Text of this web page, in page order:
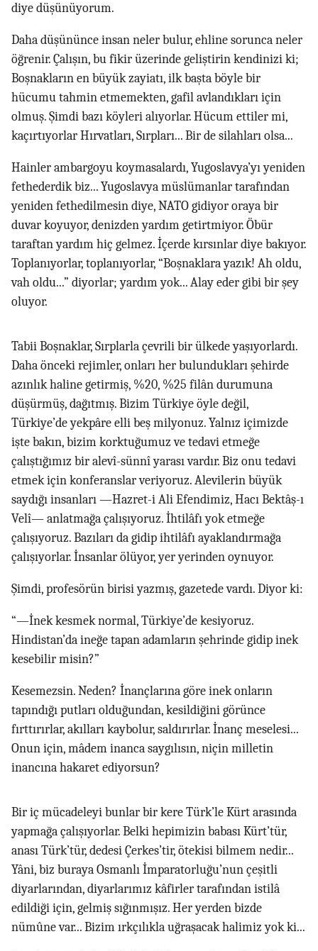
diye düşünüyorum.
Daha düşününce insan neler bulur, ehline sorunca neler
öğrenir. Çalışın, bu fikir üzerinde geliştirin kendinizi ki;
Boşnakların en büyük zayiatı, ilk başta böyle bir
hücumu tahmin etmemekten, gafil avlandıkları için
olmuş. Şimdi bazı köyleri alıyorlar. Hücum ettiler mi,
kaçırtıyorlar Hırvatları, Sırpları... Bir de silahları olsa...
Hainler ambargoyu koymasalardı, Yugoslavya’yı yeniden
fethederdik biz... Yugoslavya müslümanlar tarafından
yeniden fethedilmesin diye, NATO gidiyor oraya bir
duvar koyuyor, denizden yardım getirtmiyor. Öbür
taraftan yardım hiç gelmez. İçerde kırsınlar diye bakıyor.
Toplanıyorlar, toplanıyorlar, “Boşnaklara yazık! Ah oldu,
vah oldu...” diyorlar; yardım yok... Alay eder gibi bir şey
oluyor.
Tabii Boşnaklar, Sırplarla çevrili bir ülkede yaşıyorlardı.
Daha önceki rejimler, onları her bulundukları şehirde
azınlık haline getirmiş, %20, %25 filân durumuna
düşürmüş, dağıtmış. Bizim Türkiye öyle değil,
Türkiye’de yekpâre elli beş milyonuz. Yalnız içimizde
işte bakın, bizim korktuğumuz ve tedavi etmeğe
çalıştığımız bir alevî-sünnî yarası vardır. Biz onu tedavi
etmek için konferanslar veriyoruz. Alevilerin büyük
saydığı insanları —Hazret-i Ali Efendimiz, Hacı Bektâş-ı
Velî— anlatmağa çalışıyoruz. İhtilâfı yok etmeğe
çalışıyoruz. Bazıları da gidip ihtilâfı ayaklandırmağa
çalışıyorlar. İnsanlar ölüyor, yer yerinden oynuyor.
Şimdi, profesörün birisi yazmış, gazetede vardı. Diyor ki:
“—İnek kesmek normal, Türkiye’de kesiyoruz.
Hindistan’da ineğe tapan adamların şehrinde gidip inek
kesebilir misin?”
Kesemezsin. Neden? İnançlarına göre inek onların
tapındığı putları olduğundan, kesildiğini görünce
fırttırırlar, akılları kaybolur, saldırırlar. İnanç meselesi...
Onun için, mâdem inanca saygılısın, niçin milletin
inancına hakaret ediyorsun?
Bir iç mücadeleyi bunlar bir kere Türk’le Kürt arasında
yapmağa çalışıyorlar. Belki hepimizin babası Kürt’tür,
anası Türk’tür, dedesi Çerkes’tir, ötekisi bilmem nedir...
Yâni, biz buraya Osmanlı İmparatorluğu’nun çeşitli
diyarlarından, diyarlarımız kâfirler tarafından istilâ
edildiği için, gelmiş sığınmışız. Her yerden bizde
nümûne var... Bizim ırkçılıkla uğraşacak halimiz yok ki...